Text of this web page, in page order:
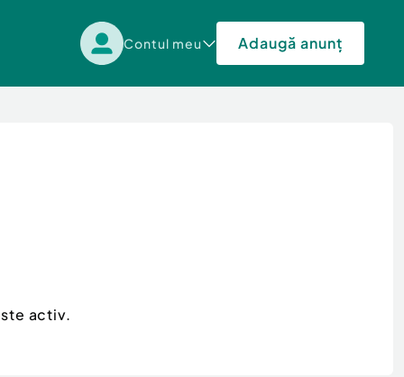
Contul meu Adaugă anunț
activ.